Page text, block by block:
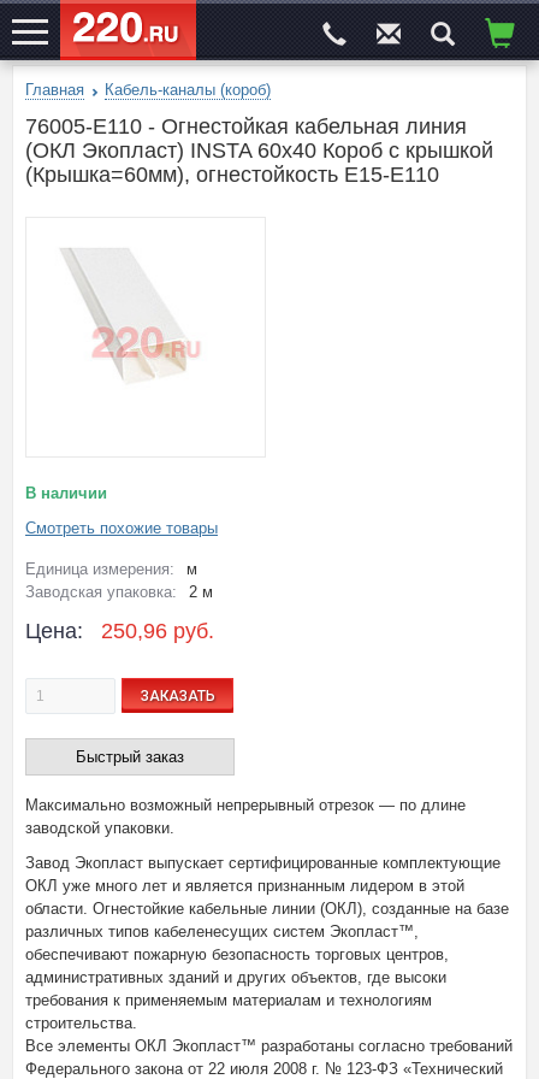
ЭЛЕКТРОСАЙТ№1
Главная Кабель-каналы (короб)
76005-E110 - Огнестойкая кабельная линия
(ОКЛ Экопласт) INSTA 60х40 Короб с крышкой
(Крышка=60мм), огнестойкость E15-E110
В наличии
Смотреть похожие товары
Единица измерения:
м
Заводская упаковка:
2 м
Цена: 250,96 руб.
ЗАКАЗАТЬ
Быстрый заказ
Максимально возможный непрерывный отрезок — по длине
заводской упаковки.
Завод Экопласт выпускает сертифицированные комплектующие
ОКЛ уже много лет и является признанным лидером в этой
области. Огнестойкие кабельные линии (ОКЛ), созданные на базе
различных типов кабеленесущих систем Экопласт™,
обеспечивают пожарную безопасность торговых центров,
административных зданий и других объектов, где высоки
требования к применяемым материалам и технологиям
строительства.
Все элементы ОКЛ Экопласт™ разработаны согласно требований
Федерального закона от 22 июля 2008 г. № 123-ФЗ «Технический